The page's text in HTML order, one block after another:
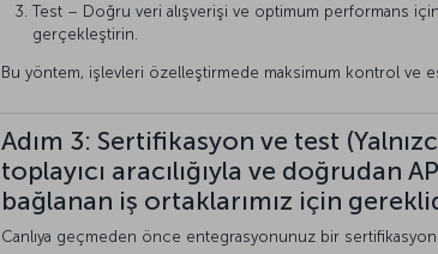
Test – Doğru veri alışverişi ve optimum performans
gerçekleştirin.
Bu yöntem, işlevleri özelleştirmede maksimum kontrol ve
Adım 3: Sertifikasyon ve test
toplayıcı aracılığıyla ve doğrudan
bağlanan iş ortaklarımız için
Canlıya geçmeden önce entegrasyonunuz bir